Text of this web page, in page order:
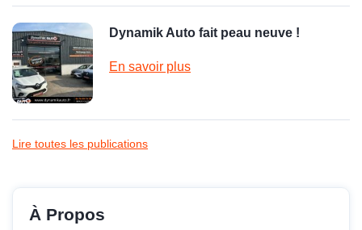
Dynamik Auto fait peau neuve !
En savoir plus
Lire toutes les publications
À Propos